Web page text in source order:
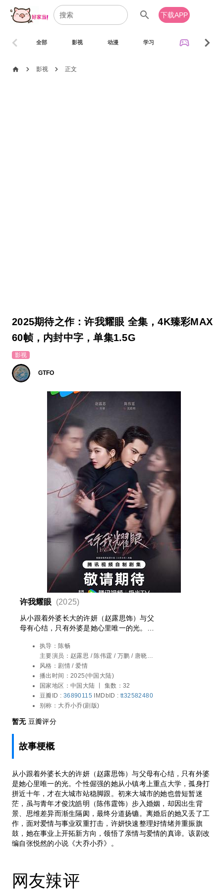
search 下载APP
全部 影视 动漫 学习 sports_esports
chevron_left chevron_right
home chevron_right 影视 chevron_right 正文
2025期待之作：许我耀眼 全集，4K臻彩MAX
60帧，内封中字，单集1.5G
影视
GTFO
许我耀眼 (2025)
从小跟着外婆长大的许妍（赵露思饰）与父
母有心结，只有外婆是她心里唯一的光。个
近十年，才在大城市站稳脚跟。初来大城市
的她也曾短暂迷茫，虽与青年才俊沈皓明
（陈伟霆饰）步入婚姻，却因出生背景、思
维差异而渐生隔阂，最终分道扬镳。离婚后
的她又丢了工作，面对爱情与事业双重打
击，许妍快速整理好情绪并重振旗鼓，她在
事业上开拓新方向，领悟了亲情与爱情的真
谛。该剧改编自张悦然的小说《大乔小
乔》。
执导：陈畅
主要演员： 赵露思 / 陈伟霆 / 万鹏 / 唐晓天 /
管梓净 / 钟雅婷 / 王伊瑶 / 许亚军 / 温峥嵘 /
范世錡 / 冯晖 / 刘敏
风格： 剧情 / 爱情
播出时间： 2025(中国大陆)
国家地区： 中国大陆 丨 集数：32
豆瓣ID : 36890115 IMDbID : tt32582480
别称： 大乔小乔(剧版)
暂无豆瓣评分
故事梗概
从小跟着外婆长大的许妍（赵露思饰）与父母有心结，只有外婆
是她心里唯一的光。个性倔强的她从小镇考上重点大学，孤身打
拼近十年，才在大城市站稳脚跟。初来大城市的她也曾短暂迷
茫，虽与青年才俊沈皓明（陈伟霆饰）步入婚姻，却因出生背
景、思维差异而渐生隔阂，最终分道扬镳。离婚后的她又丢了工
作，面对爱情与事业双重打击，许妍快速整理好情绪并重振旗
鼓，她在事业上开拓新方向，领悟了亲情与爱情的真谛。该剧改
编自张悦然的小说《大乔小乔》。
网友辣评